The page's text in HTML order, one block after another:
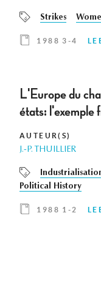
Strikes
1988 3-4
L'Europe du
états: l'exemple
AUTEUR(S)
J.-P. THUILLIER
Political History
1988 1-2